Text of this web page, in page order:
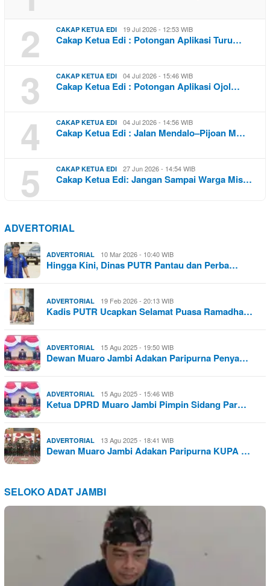
2 CAKAP KETUA EDI 19 Jul 2026 - 12:53 WIB
Cakap Ketua Edi : Potongan Aplikasi Turu…
3 CAKAP KETUA EDI 04 Jul 2026 - 15:46 WIB
Cakap Ketua Edi : Potongan Aplikasi Ojol…
4 CAKAP KETUA EDI 04 Jul 2026 - 14:56 WIB
Cakap Ketua Edi : Jalan Mendalo–Pijoan M…
5 CAKAP KETUA EDI 27 Jun 2026 - 14:54 WIB
Cakap Ketua Edi: Jangan Sampai Warga Mis…
ADVERTORIAL
ADVERTORIAL 10 Mar 2026 - 10:40 WIB
Hingga Kini, Dinas PUTR Pantau dan Perba…
ADVERTORIAL 19 Feb 2026 - 20:13 WIB
Kadis PUTR Ucapkan Selamat Puasa Ramadha…
ADVERTORIAL 15 Agu 2025 - 19:50 WIB
Dewan Muaro Jambi Adakan Paripurna Penya…
ADVERTORIAL 15 Agu 2025 - 15:46 WIB
Ketua DPRD Muaro Jambi Pimpin Sidang Par…
ADVERTORIAL 13 Agu 2025 - 18:41 WIB
Dewan Muaro Jambi Adakan Paripurna KUPA …
SELOKO ADAT JAMBI